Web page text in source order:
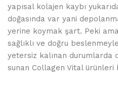
yapısal kolajen kaybı
doğasında var yani
yerine koymak şart. Peki
sağlıklı ve doğru
yetersiz kalınan durumlarda
sunan Collagen Vital ürünleri